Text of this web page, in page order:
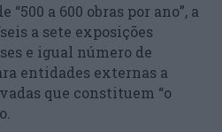
a 600 obras por ano”, a
a sete exposições
e igual número de
entidades externas a
que constituem “o